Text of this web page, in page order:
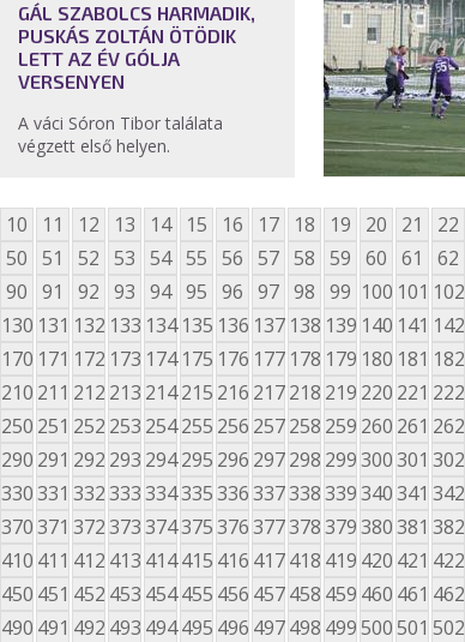
GÁL SZABOLCS HARMADIK,
PUSKÁS ZOLTÁN ÖTÖDIK
LETT AZ ÉV GÓLJA
VERSENYEN
A váci Sóron Tibor találata
végzett első helyen.
10 11 12 13 14 15 16 17 18 19 20 21 22
50 51 52 53 54 55 56 57 58 59 60 61 62
90 91 92 93 94 95 96 97 98 99 100 101 102
130 131 132 133 134 135 136 137 138 139 140 141 142
170 171 172 173 174 175 176 177 178 179 180 181 182
210 211 212 213 214215 216 217218 219 220 221 222
250 251 252 253 254255 256 257258 259 260 261 262
290 291 292 293 294295 296 297298 299300301 302
330331 332333334335336337338339340341 342
370371 372373374375376377378379380381 382
410 411 412 413 414415 416 417418 419 420 421 422
450 451 452 453 454455 456 457458 459 460 461 462
490 491 492 493 494495 496 497498 499500501 502